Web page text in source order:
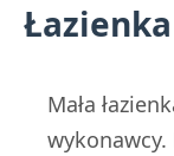
Mała